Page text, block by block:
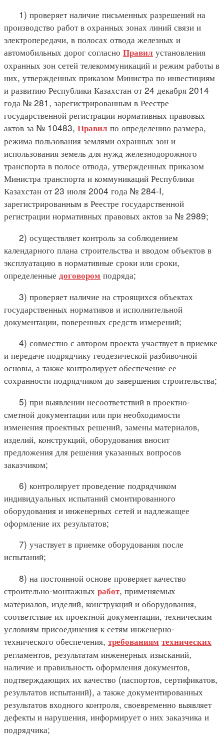
1) проверяет наличие письменных разрешений на
производство работ в охранных зонах линий связи и
электропередачи, в полосах отвода железных и
автомобильных дорог согласно Правил установления
охранных зон сетей телекоммуникаций и режим работы в
них, утвержденных приказом Министра по инвестициям
и развитию Республики Казахстан от 24 декабря 2014
года № 281, зарегистрированным в Реестре
государственной регистрации нормативных правовых
актов за № 10483, Правил по определению размера,
режима пользования землями охранных зон и
использования земель для нужд железнодорожного
транспорта в полосе отвода, утвержденных приказом
Министра транспорта и коммуникаций Республики
Казахстан от 23 июля 2004 года № 284-I,
зарегистрированным в Реестре государственной
регистрации нормативных правовых актов за № 2989;
2) осуществляет контроль за соблюдением
календарного плана строительства и вводом объектов в
эксплуатацию в нормативные сроки или сроки,
определенные договором подряда;
3) проверяет наличие на строящихся объектах
государственных нормативов и исполнительной
документации, поверенных средств измерений;
4) совместно с автором проекта участвует в приемке
и передаче подрядчику геодезической разбивочной
основы, а также контролирует обеспечение ее
сохранности подрядчиком до завершения строительства;
5) при выявлении несоответствий в проектно-
сметной документации или при необходимости
изменения проектных решений, замены материалов,
изделий, конструкций, оборудования вносит
предложения для решения указанных вопросов
заказчиком;
6) контролирует проведение подрядчиком
индивидуальных испытаний смонтированного
оборудования и инженерных сетей и надлежащее
оформление их результатов;
7) участвует в приемке оборудования после
испытаний;
8) на постоянной основе проверяет качество
строительно-монтажных работ, применяемых
материалов, изделий, конструкций и оборудования,
соответствие их проектной документации, техническим
условиям присоединения к сетям инженерно-
технического обеспечения, требованиям технических
регламентов, результатам инженерных изысканий,
наличие и правильность оформления документов,
подтверждающих их качество (паспортов, сертификатов,
результатов испытаний), а также документированных
результатов входного контроля, своевременно выявляет
дефекты и нарушения, информирует о них заказчика и
подрядчика;